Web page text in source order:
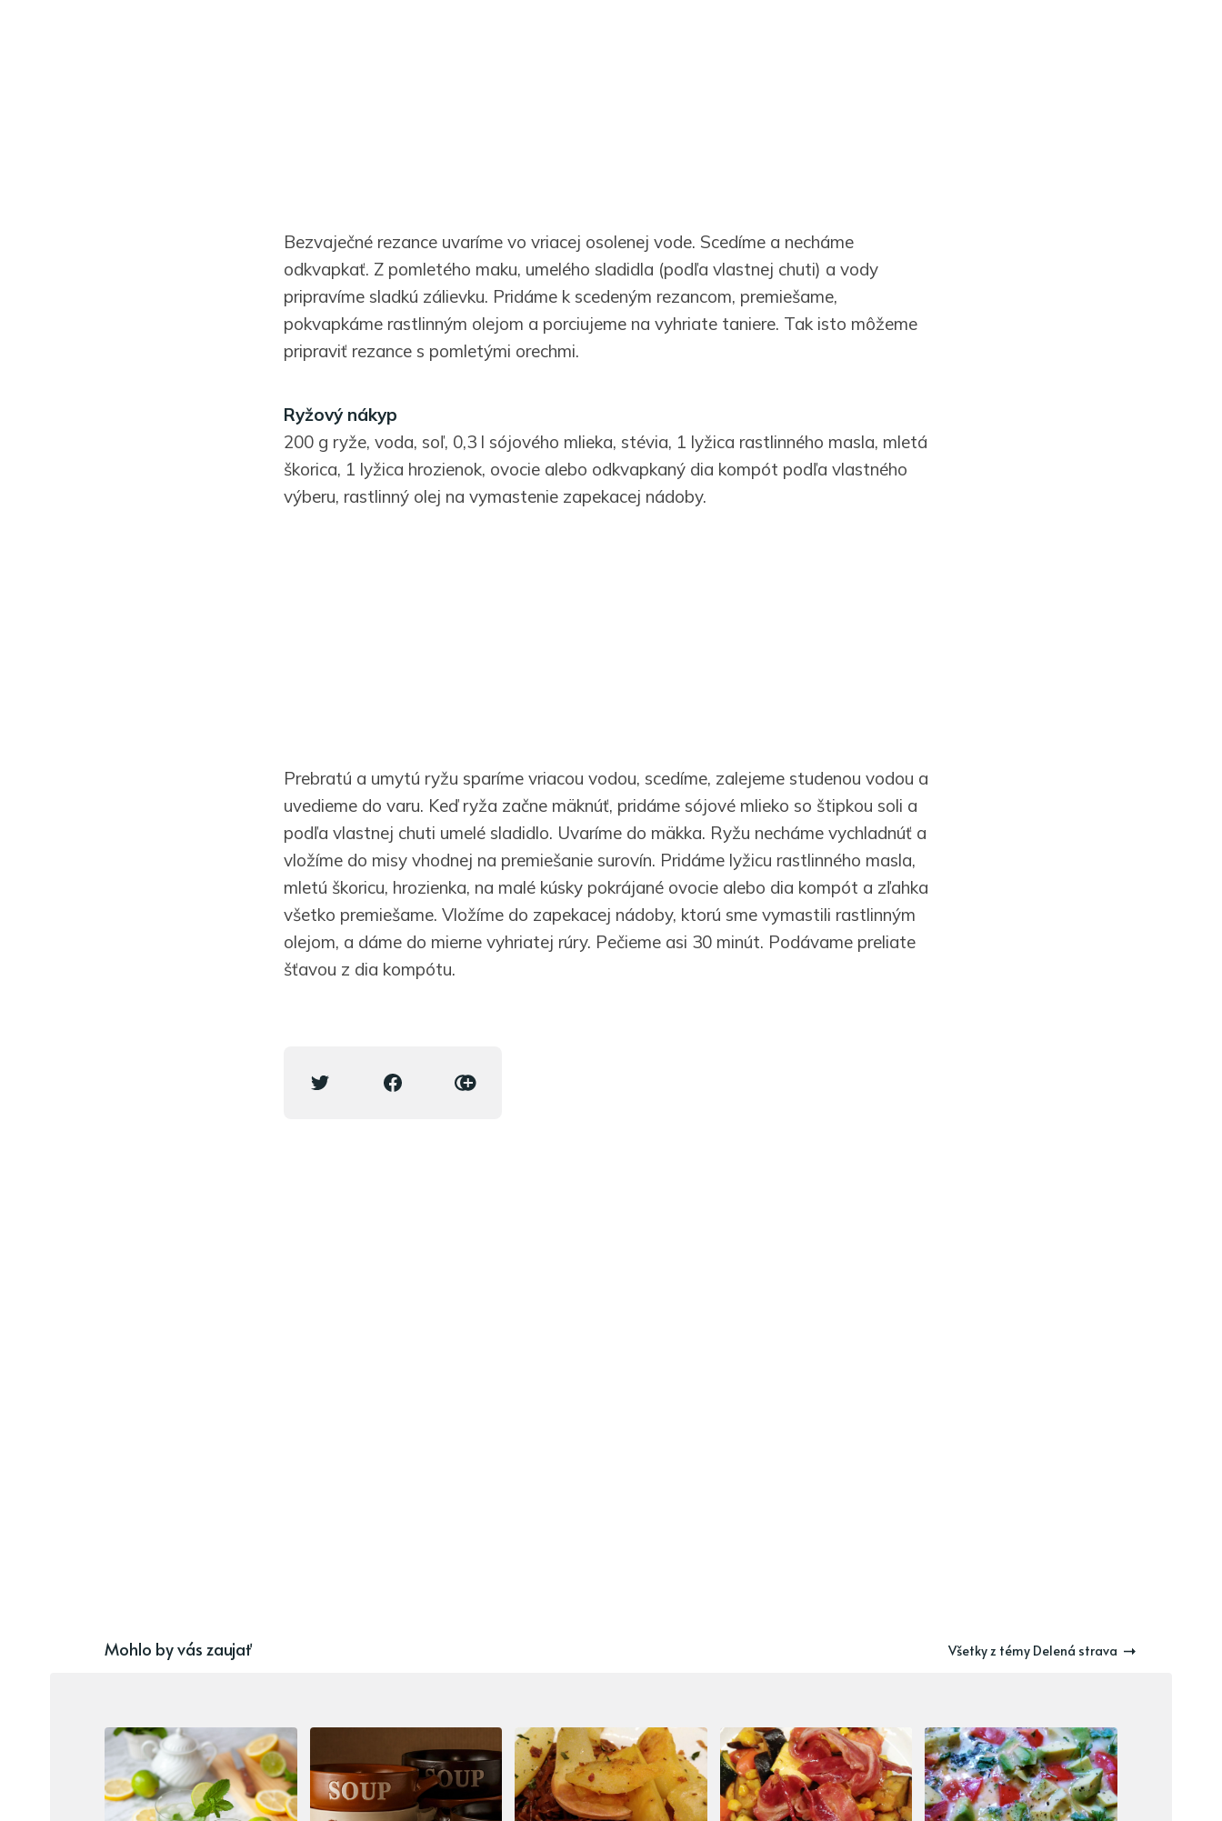
Bezvaječné rezance uvaríme vo vriacej osolenej vode. Scedíme a necháme
odkvapkať. Z pomletého maku, umelého sladidla (podľa vlastnej chuti) a vody
pripravíme sladkú zálievku. Pridáme k scedeným rezancom, premiešame,
pokvapkáme rastlinným olejom a porciujeme na vyhriate taniere. Tak isto môžeme
pripraviť rezance s pomletými orechmi.
Ryžový nákyp
200 g ryže, voda, soľ, 0,3 l sójového mlieka, stévia, 1 lyžica rastlinného masla, mletá
škorica, 1 lyžica hrozienok, ovocie alebo odkvapkaný dia kompót podľa vlastného
výberu, rastlinný olej na vymastenie zapekacej nádoby.
Prebratú a umytú ryžu sparíme vriacou vodou, scedíme, zalejeme studenou vodou a
uvedieme do varu. Keď ryža začne mäknúť, pridáme sójové mlieko so štipkou soli a
podľa vlastnej chuti umelé sladidlo. Uvaríme do mäkka. Ryžu necháme vychladnúť a
vložíme do misy vhodnej na premiešanie surovín. Pridáme lyžicu rastlinného masla,
mletú škoricu, hrozienka, na malé kúsky pokrájané ovocie alebo dia kompót a zľahka
všetko premiešame. Vložíme do zapekacej nádoby, ktorú sme vymastili rastlinným
olejom, a dáme do mierne vyhriatej rúry. Pečieme asi 30 minút. Podávame preliate
šťavou z dia kompótu.
Mohlo by vás zaujať Všetky z témy Delená strava